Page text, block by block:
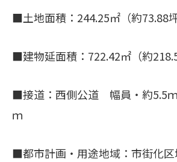
■土地面積：244.25㎡（約73.88坪
■建物延面積：722.42㎡（約
■接道：西側公道 幅員・約5.5
ｍ
■都市計画・用途地域：市街化